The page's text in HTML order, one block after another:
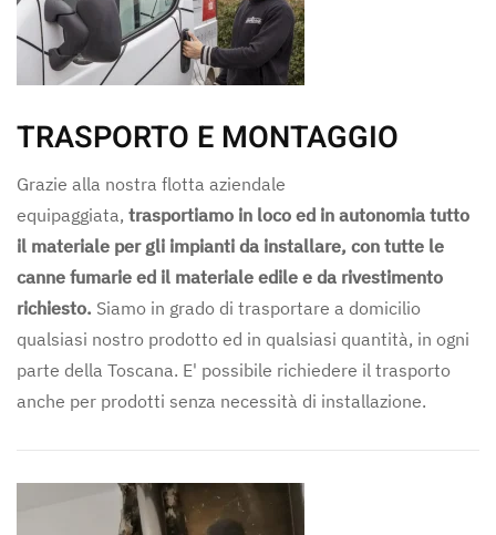
TRASPORTO E MONTAGGIO
Grazie alla nostra flotta aziendale
equipaggiata, trasportiamo in loco ed in autonomia tutto
il materiale per gli impianti da installare, con tutte le
canne fumarie ed il materiale edile e da rivestimento
richiesto. Siamo in grado di trasportare a domicilio
qualsiasi nostro prodotto ed in qualsiasi quantità, in ogni
parte della Toscana. E' possibile richiedere il trasporto
anche per prodotti senza necessità di installazione.